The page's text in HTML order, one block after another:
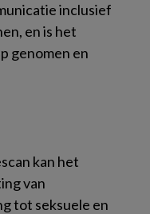
inclusief
en is het
genomen en
kan het
van
tot seksuele en